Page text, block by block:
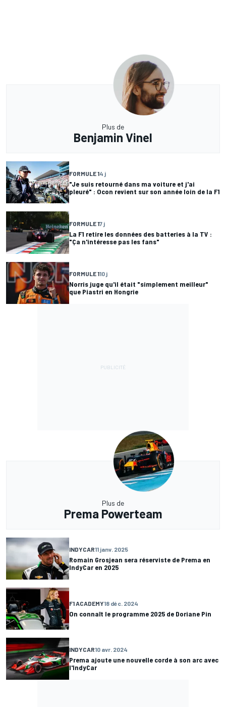
Plus de
Benjamin Vinel
FORMULE 14 j
"Je suis retourné dans ma voiture et j'ai
pleuré" : Ocon revient sur son année loin de la F1
FORMULE 17 j
La F1 retire les données des batteries à la TV :
"Ça n'intéresse pas les fans"
FORMULE 110 j
Norris juge qu'il était "simplement meilleur"
que Piastri en Hongrie
Plus de
Prema Powerteam
INDYCAR11 janv. 2025
Romain Grosjean sera réserviste de Prema en
IndyCar en 2025
F1 ACADEMY18 déc. 2024
On connaît le programme 2025 de Doriane Pin
INDYCAR10 avr. 2024
Prema ajoute une nouvelle corde à son arc avec
l'IndyCar